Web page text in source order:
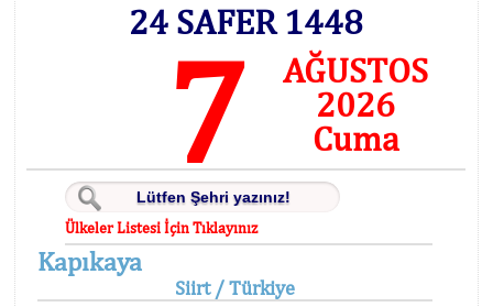
24 SAFER 1448
7
AĞUSTOS
2026
Cuma
Ülkeler Listesi İçin Tıklayınız
Kapıkaya
Siirt / Türkiye